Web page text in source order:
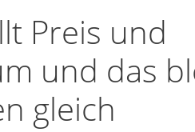
Preis und
und das
gleich